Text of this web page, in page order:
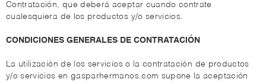
Contratación, que deberá aceptar cuando contrate
cualesquiera de los productos y/o servicios.
CONDICIONES GENERALES DE CONTRATACIÓN
La utilización de los servicios o la contratación de productos
y/o servicios en gasparhermanos.com supone la aceptación